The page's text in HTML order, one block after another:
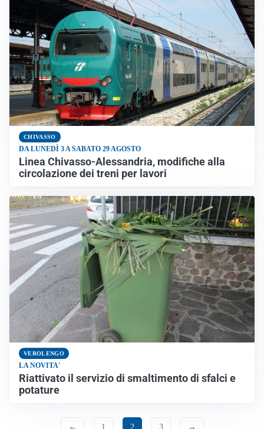
CHIVASSO
DA LUNEDÌ 3 A SABATO 29 AGOSTO
Linea Chivasso-Alessandria, modifiche alla
circolazione dei treni per lavori
VEROLENGO
LA NOVITA'
Riattivato il servizio di smaltimento di sfalci e
potature
← 1 2 3 →